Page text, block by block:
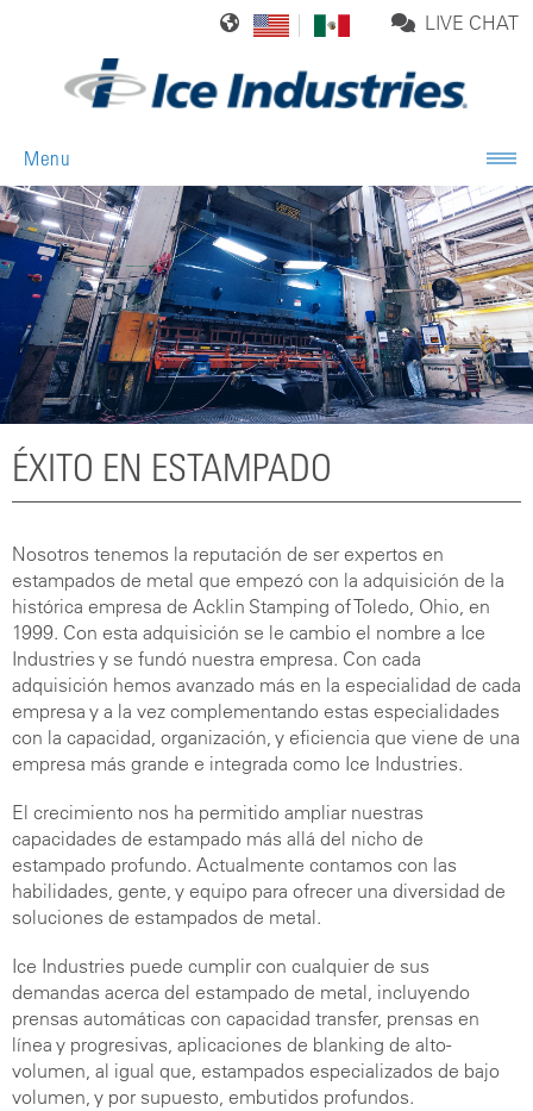
LIVE CHAT
Menu
ÉXITO EN ESTAMPADO
Nosotros tenemos la reputación de ser expertos en
estampados de metal que empezó con la adquisición de la
histórica empresa de Acklin Stamping of Toledo, Ohio, en
1999. Con esta adquisición se le cambio el nombre a Ice
Industries y se fundó nuestra empresa. Con cada
adquisición hemos avanzado más en la especialidad de cada
empresa y a la vez complementando estas especialidades
con la capacidad, organización, y eficiencia que viene de una
empresa más grande e integrada como Ice Industries.
El crecimiento nos ha permitido ampliar nuestras
capacidades de estampado más allá del nicho de
estampado profundo. Actualmente contamos con las
habilidades, gente, y equipo para ofrecer una diversidad de
soluciones de estampados de metal.
Ice Industries puede cumplir con cualquier de sus
demandas acerca del estampado de metal, incluyendo
prensas automáticas con capacidad transfer, prensas en
línea y progresivas, aplicaciones de blanking de alto-
volumen, al igual que, estampados especializados de bajo
volumen, y por supuesto, embutidos profundos.